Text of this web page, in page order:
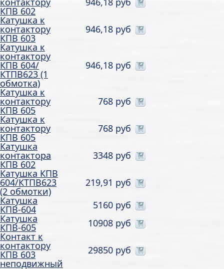
КПВ 602
Катушка к
контактору
КПВ 603
946,18 руб
Катушка к
контактору
КПВ 604/
КТПВ623 (1
обмотка)
946,18 руб
Катушка к
контактору
КПВ 605
768 руб
Катушка к
контактору
КПВ 605
768 руб
Катушка
контактора
КПВ 602
3348 руб
Катушка КПВ
604/КТПВ623
(2 обмотки)
219,91 руб
Катушка
КПВ-604
5160 руб
Катушка
КПВ-605
10908 руб
Контакт к
контактору
КПВ 603
неподвижный
29850 руб